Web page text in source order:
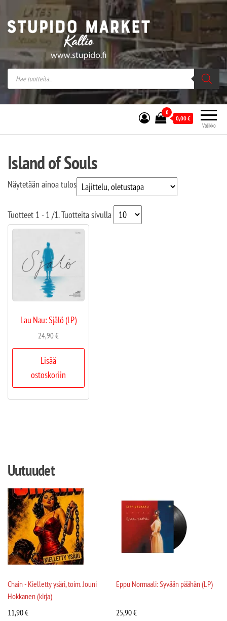
Stupido Market – verkossa ja kivijalassa
Stupido Market on vaihtoehtomusaan
erikoistunut verkko- sekä
kivijalkakauppa Helsingissä Kallion
sydämessä.
Valikko
0
0,00€
Island of Souls
Näytetään ainoa tulos
Tuotteet 1 - 1 /1. Tuotteita sivulla
Lau Nau: Själö (LP)
24,90€
Lisää
ostoskoriin
Uutuudet
Chain - Kielletty ysäri, toim. Jouni
Hokkanen (kirja)
11,90€
Eppu Normaali: Syvään päähän (LP)
25,90€